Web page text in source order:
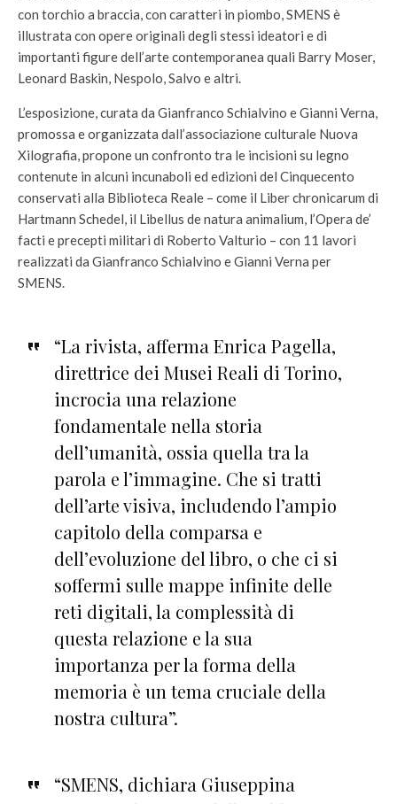
con torchio a braccia, con caratteri in piombo, SMENS è
illustrata con opere originali degli stessi ideatori e di
importanti figure dell’arte contemporanea quali Barry Moser,
Leonard Baskin, Nespolo, Salvo e altri.
L’esposizione, curata da Gianfranco Schialvino e Gianni Verna,
promossa e organizzata dall’associazione culturale Nuova
Xilografia, propone un confronto tra le incisioni su legno
contenute in alcuni incunaboli ed edizioni del Cinquecento
conservati alla Biblioteca Reale – come il Liber chronicarum di
Hartmann Schedel, il Libellus de natura animalium, l’Opera de’
facti e precepti militari di Roberto Valturio – con 11 lavori
realizzati da Gianfranco Schialvino e Gianni Verna per
SMENS.
“La rivista, afferma Enrica Pagella,
direttrice dei Musei Reali di Torino,
incrocia una relazione
fondamentale nella storia
dell’umanità, ossia quella tra la
parola e l’immagine. Che si tratti
dell’arte visiva, includendo l’ampio
capitolo della comparsa e
dell’evoluzione del libro, o che ci si
soffermi sulle mappe infinite delle
reti digitali, la complessità di
questa relazione e la sua
importanza per la forma della
memoria è un tema cruciale della
nostra cultura”.
“SMENS, dichiara Giuseppina